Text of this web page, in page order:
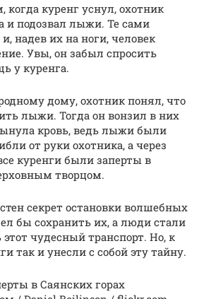
куренг уснул, охотник
подозвал лыжи. Те сами
надев их на ноги, человек
Увы, он забыл спросить
у куренга.
дому, охотник понял, что
лыжи. Тогда он вонзил в них
кровь, ведь лыжи были
от руки охотника, а через
куренги были заперты в
творцом.
секрет остановки волшебных
бы сохранить их, а люди стали
чудесный транспорт. Но, к
так и унесли с собой эту тайну.
в Саянских горах